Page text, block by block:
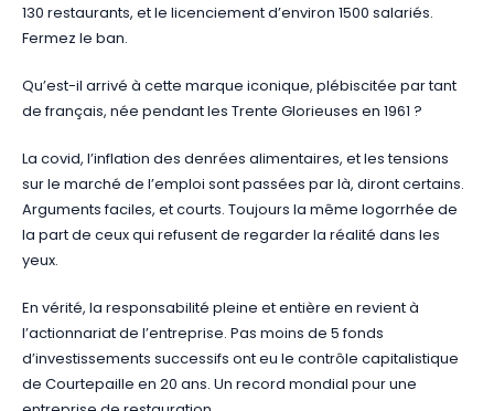
130 restaurants, et le licenciement d’environ 1500 salariés.
Fermez le ban.
Qu’est-il arrivé à cette marque iconique, plébiscitée par tant
de français, née pendant les Trente Glorieuses en 1961 ?
La covid, l’inflation des denrées alimentaires, et les tensions
sur le marché de l’emploi sont passées par là, diront certains.
Arguments faciles, et courts. Toujours la même logorrhée de
la part de ceux qui refusent de regarder la réalité dans les
yeux.
En vérité, la responsabilité pleine et entière en revient à
l’actionnariat de l’entreprise. Pas moins de 5 fonds
d’investissements successifs ont eu le contrôle capitalistique
de Courtepaille en 20 ans. Un record mondial pour une